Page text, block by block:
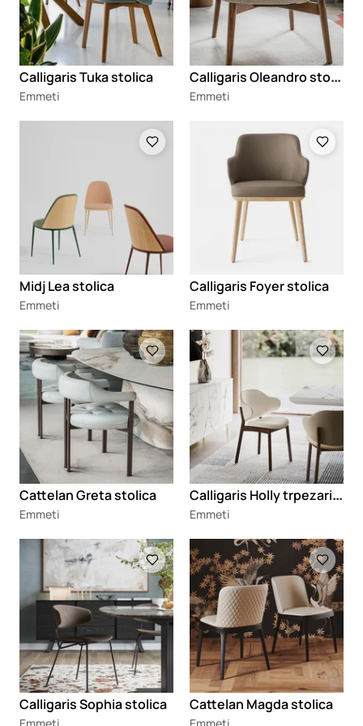
Calligaris Tuka stolica
Emmeti
C
alligaris Oleandro stolica
Emmeti
Midj Lea stolica
Emmeti
Calligaris Foyer stolica
Emmeti
Loading
Cattelan Greta stolica
Emmeti
Loading
C
alligaris Holly trpezarijska stolica
Emmeti
Loading
Calligaris Sophia stolica
Loading
Cattelan Magda stolica